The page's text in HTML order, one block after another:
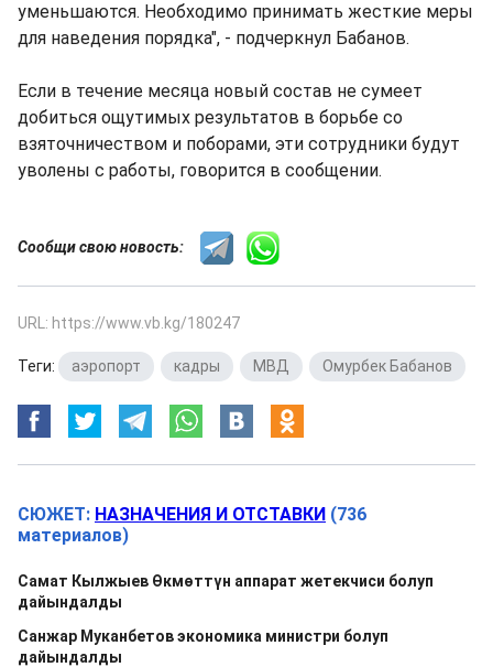
уменьшаются. Необходимо принимать жесткие меры
для наведения порядка", - подчеркнул Бабанов.
Если в течение месяца новый состав не сумеет
добиться ощутимых результатов в борьбе со
взяточничеством и поборами, эти сотрудники будут
уволены с работы, говорится в сообщении.
Сообщи свою новость:
URL: https://www.vb.kg/180247
Теги: аэропорт кадры МВД Омурбек Бабанов
СЮЖЕТ: НАЗНАЧЕНИЯ И ОТСТАВКИ (736
материалов)
Самат Кылжыев Өкмөттүн аппарат жетекчиси болуп
дайындалды
Санжар Муканбетов экономика министри болуп
дайындалды